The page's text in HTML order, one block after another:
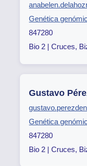
Genética
847280
Bio 2 | Cruces,
Gustavo
Genética
847280
Bio 2 | Cruces,